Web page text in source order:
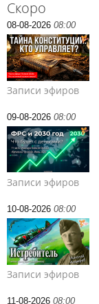
Скоро
08-08-2026 08:00
Записи эфиров
09-08-2026 08:00
Записи эфиров
10-08-2026 08:00
Записи эфиров
11-08-2026 08:00